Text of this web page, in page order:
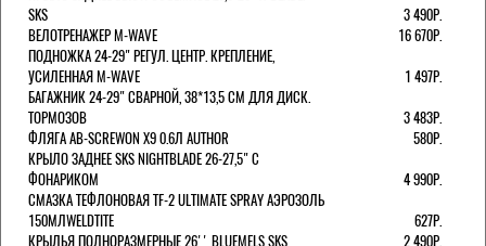
SKS
3 490Р.
ВЕЛОТРЕНАЖЕР M-WAVE
16 670Р.
ПОДНОЖКА 24-29" РЕГУЛ. ЦЕНТР. КРЕПЛЕНИЕ,
УСИЛЕННАЯ M-WAVE
1 497Р.
БАГАЖНИК 24-29" СВАРНОЙ, 38*13,5 СМ ДЛЯ ДИСК.
ТОРМОЗОВ
3 483Р.
ФЛЯГА AB-SCREWON X9 0.6Л AUTHOR
580Р.
КРЫЛО ЗАДНЕЕ SKS NIGHTBLADE 26-27,5" С
ФОНАРИКОМ
4 990Р.
СМАЗКА ТЕФЛОНОВАЯ TF-2 ULTIMATE SPRAY АЭРОЗОЛЬ
150МЛWELDTITE
627Р.
КРЫЛЬЯ ПОЛНОРАЗМЕРНЫЕ 26'' BLUEMELS SKS
2 490Р.